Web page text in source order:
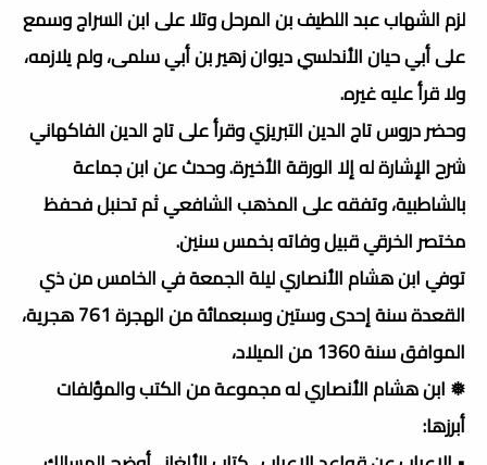
لزم الشهاب عبد اللطيف بن المرحل وتلا على ابن السراج وسمع
على أبي حيان الأندلسي ديوان زهير بن أبي سلمى، ولم يلازمه،
ولا قرأ عليه غيره.
وحضر دروس تاج الدين التبريزي وقرأ على تاج الدين الفاكهاني
شرح الإشارة له إلا الورقة الأخيرة. وحدث عن ابن جماعة
بالشاطبية، وتفقه على المذهب الشافعي ثم تحنبل فحفظ
مختصر الخرقي قبيل وفاته بخمس سنين.
توفي ابن هشام الأنصاري ليلة الجمعة في الخامس من ذي
القعدة سنة إحدى وستين وسبعمائة من الهجرة 761 هجرية،
الموافق سنة 1360 من الميلاد،
❅ ابن هشام الأنصاري له مجموعة من الكتب والمؤلفات
أبرزها: